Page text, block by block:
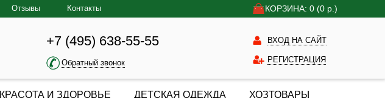
КОРЗИНА: 0 (0 р.)
Отзывы Контакты
+7 (495) 638-55-55
Обратный звонок
ВХОД НА САЙТ
РЕГИСТРАЦИЯ
КРАСОТА И ЗДОРОВЬЕ ДЕТСКАЯ ОДЕЖДА ХОЗТОВАРЫ